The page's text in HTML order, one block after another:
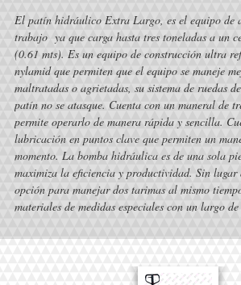
El patín hidráulico Extra Largo, es el equipo de
trabajo  ya que carga hasta tres toneladas a un
(0.61 mts). Es un equipo de construcción ultra
nylamid que permiten que el equipo se maneje
maltratadas o agrietadas, su sistema de ruedas
patín no se atasque. Cuenta con un maneral de
permite operarlo de manera rápida y sencilla.
lubricación en puntos clave que permiten un
momento. La bomba hidráulica es de una sola
maximiza la eficiencia y productividad. Sin lugar
opción para manejar dos tarimas al mismo
materiales de medidas especiales con un largo